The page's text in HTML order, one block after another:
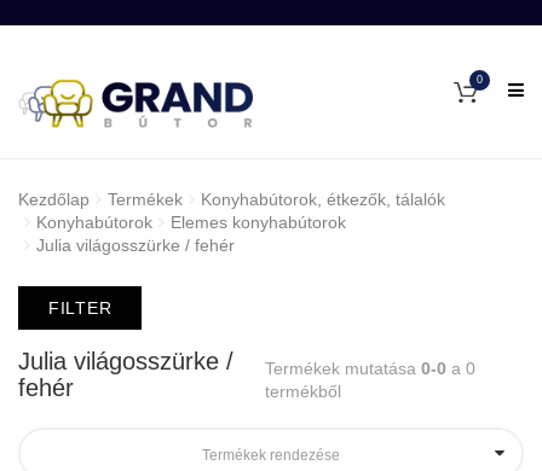
0
Kezdőlap Termékek
Konyhabútorok, étkezők, tálalók
Konyhabútorok
Elemes konyhabútorok
Julia világosszürke / fehér
FILTER
Julia világosszürke /
fehér
Termékek mutatása0-0a 0
termékből
Termékek rendezése